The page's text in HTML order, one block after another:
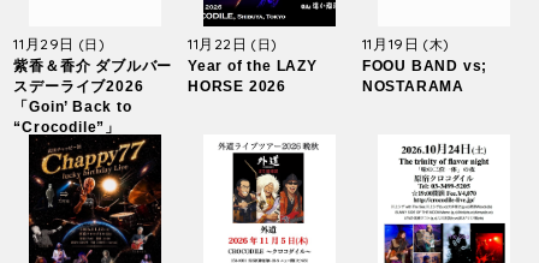
11月29日 (日)
紫香＆香介 ダブルバー
スデーライブ2026
「Goin’ Back to
“Crocodile”」
11月22日(日)
Year of the LAZY
HORSE 2026
11月19日 (木)
FOOU BAND vs;
NOSTARAMA